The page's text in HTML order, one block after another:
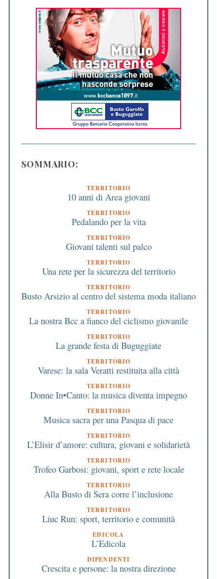
SOMMARIO:
TERRITORIO
10 anni di Area giovani
TERRITORIO
Pedalando per la vita
TERRITORIO
Giovani talenti sul palco
TERRITORIO
Una rete per la sicurezza del territorio
TERRITORIO
Busto Arsizio al centro del sistema moda italiano
TERRITORIO
La nostra Bcc a fianco del ciclismo giovanile
TERRITORIO
La grande festa di Buguggiate
TERRITORIO
Varese: la sala Veratti restituita alla città
TERRITORIO
Donne In•Canto: la musica diventa impegno
TERRITORIO
Musica sacra per una Pasqua di pace
TERRITORIO
L’Elisir d’amore: cultura, giovani e solidarietà
TERRITORIO
Trofeo Garbosi: giovani, sport e rete locale
TERRITORIO
Alla Busto di Sera corre l’inclusione
TERRITORIO
Liuc Run: sport, territorio e comunità
EDICOLA
L’Edicola
DIPENDENTI
Crescita e persone: la nostra direzione